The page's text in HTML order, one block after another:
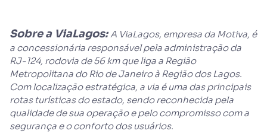
Sobre a ViaLagos:A ViaLagos, empresa da Motiva, é
a concessionária responsável pela administração da
RJ-124, rodovia de 56 km que liga a Região
Metropolitana do Rio de Janeiro à Região dos Lagos.
Com localização estratégica, a via é uma das principais
rotas turísticas do estado, sendo reconhecida pela
qualidade de sua operação e pelo compromisso com a
segurança e o conforto dos usuários.